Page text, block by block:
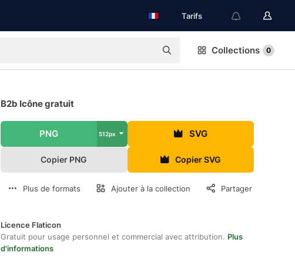
Tarifs
Collections 0
B2b Icône gratuit
PNG 512px SVG
Copier PNG Copier SVG
Plus de formats Ajouter à la collection Partager
Licence Flaticon
Gratuit pour usage personnel et commercial avec attribution. Plus
d'informations